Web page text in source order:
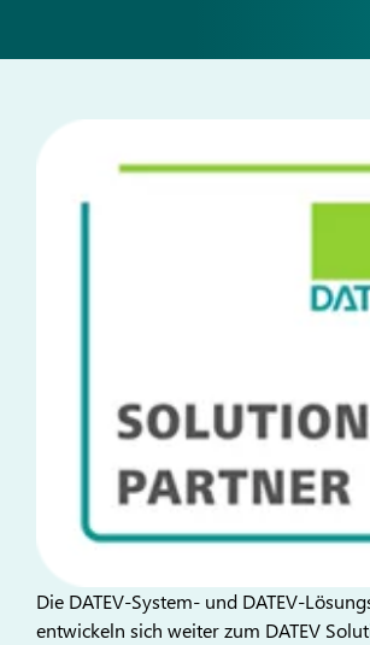
Die DATEV-System- und DATEV-
entwickeln sich weiter zum DATEV